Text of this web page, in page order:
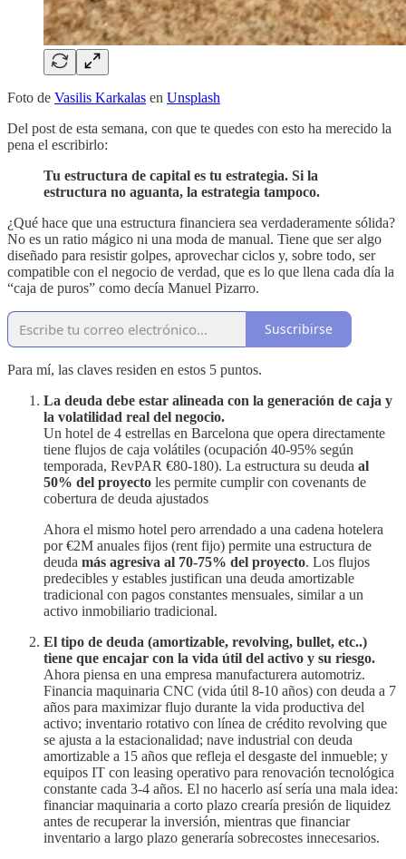
Foto de Vasilis Karkalas en Unsplash
Del post de esta semana, con que te quedes con esto ha merecido la
pena el escribirlo:
Tu estructura de capital es tu estrategia. Si la
estructura no aguanta, la estrategia tampoco.
¿Qué hace que una estructura financiera sea verdaderamente sólida?
No es un ratio mágico ni una moda de manual. Tiene que ser algo
diseñado para resistir golpes, aprovechar ciclos y, sobre todo, ser
compatible con el negocio de verdad, que es lo que llena cada día la
“caja de puros” como decía Manuel Pizarro.
Suscribirse
Para mí, las claves residen en estos 5 puntos.
La deuda debe estar alineada con la generación de caja y
la volatilidad real del negocio.
Un hotel de 4 estrellas en Barcelona que opera directamente
tiene flujos de caja volátiles (ocupación 40-95% según
temporada, RevPAR €80-180). La estructura su deuda al
50% del proyecto les permite cumplir con covenants de
cobertura de deuda ajustados
Ahora el mismo hotel pero arrendado a una cadena hotelera
por €2M anuales fijos (rent fijo) permite una estructura de
deuda más agresiva al 70-75% del proyecto. Los flujos
predecibles y estables justifican una deuda amortizable
tradicional con pagos constantes mensuales, similar a un
activo inmobiliario tradicional.
El tipo de deuda (amortizable, revolving, bullet, etc..)
tiene que encajar con la vida útil del activo y su riesgo.
Ahora piensa en una empresa manufacturera automotriz.
Financia maquinaria CNC (vida útil 8-10 años) con deuda a 7
años para maximizar flujo durante la vida productiva del
activo; inventario rotativo con línea de crédito revolving que
se ajusta a la estacionalidad; nave industrial con deuda
amortizable a 15 años que refleja el desgaste del inmueble; y
equipos IT con leasing operativo para renovación tecnológica
constante cada 3-4 años. El no hacerlo así sería una mala idea:
financiar maquinaria a corto plazo crearía presión de liquidez
antes de recuperar la inversión, mientras que financiar
inventario a largo plazo generaría sobrecostes innecesarios.